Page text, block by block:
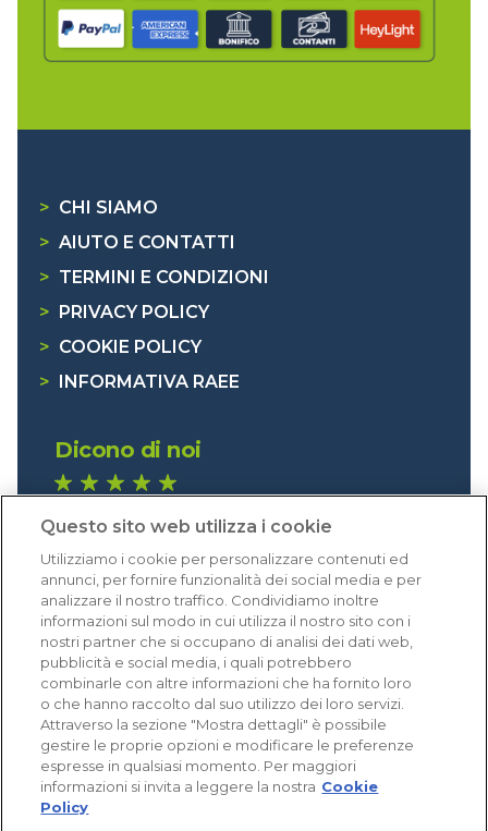
> CHI SIAMO
> AIUTO E CONTATTI
> TERMINI E CONDIZIONI
>
PRIVACY POLICY
> COOKIE POLICY
>
INFORMATIVA RAEE
Dicono di noi
Eccellente (4,8)
Acquisti verificati
Questo sito web utilizza i cookie
Utilizziamo i cookie per personalizzare contenuti ed
annunci, per fornire funzionalità dei social media e per
analizzare il nostro traffico. Condividiamo inoltre
informazioni sul modo in cui utilizza il nostro sito con i
nostri partner che si occupano di analisi dei dati web,
pubblicità e social media, i quali potrebbero
combinarle con altre informazioni che ha fornito loro
o che hanno raccolto dal suo utilizzo dei loro servizi.
Attraverso la sezione "Mostra dettagli" è possibile
gestire le proprie opzioni e modificare le preferenze
espresse in qualsiasi momento. Per maggiori
informazioni si invita a leggere la nostra Cookie
Policy